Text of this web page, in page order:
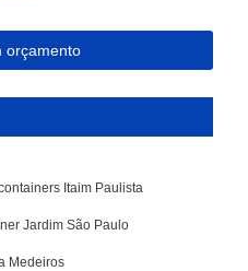
orçamento
Itaim Paulista
Jardim São Paulo
Medeiros